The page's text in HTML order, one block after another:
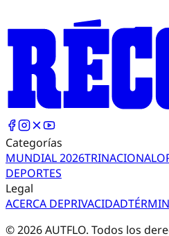
Categorías
MUNDIAL 2026TRINACIONAL
DEPORTES
Legal
ACERCA DEPRIVACIDAD
©2026AUTFLO. Todos los